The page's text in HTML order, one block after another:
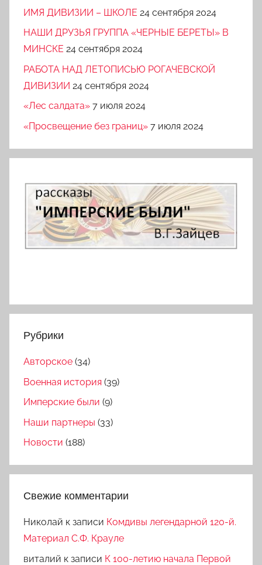
ИМЯ ДИВИЗИИ – ШКОЛЕ 24 сентября 2024
НАШИ ДРУЗЬЯ ГРУППА «ЧЕРНЫЕ БЕРЕТЫ» В
МИНСКЕ 24 сентября 2024
РАБОТА НАД ЛЕТОПИСЬЮ РОГАЧЕВСКОЙ
ДИВИЗИИ 24 сентября 2024
«Лес салдата» 7 июля 2024
«Просвещение без границ» 7 июля 2024
Рубрики
Авторское (34)
Военная история (39)
Имперские были (9)
Наши партнеры (33)
Новости (188)
Свежие комментарии
Николай к записи Комдивы легендарной 120-й.
Материал С.Ф. Крауле
виталий к записи К 100-летию начала Первой